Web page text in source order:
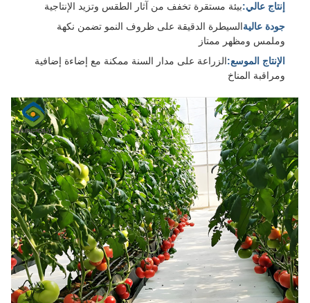
إنتاج عالي:بيئة مستقرة تخفف من آثار الطقس وتزيد الإنتاجية
جودة عاليةالسيطرة الدقيقة على ظروف النمو تضمن نكهة
وملمس ومظهر ممتاز
الإنتاج الموسع:الزراعة على مدار السنة ممكنة مع إضاءة إضافية
ومراقبة المناخ